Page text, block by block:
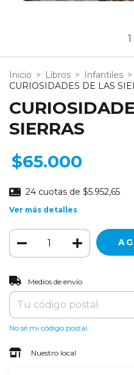
1
Inicio > Libros > Infantiles >
CURIOSIDADES DE LAS
SIERRAS
$65.000
24 cuotas de $5.952,65
Ver más detalles
Entregas para el CP:
Medios de envío
No sé mi código postal
Nuestro local